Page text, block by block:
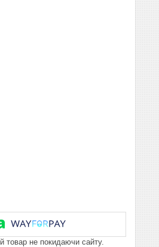
товар не покидаючи сайту.